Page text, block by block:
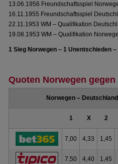
13.06.1956 Freundschaftsspiel
16.11.1955 Freundschaftsspiel
22.11.1953 WM – Qualifikation
19.08.1953 WM – Qualifikation
1 Sieg Norwegen – 1 Unentschieden
Quoten Norwegen
Norwegen –
1 X 2
7,00 4,33 1,45
7,50 4,40 1,45